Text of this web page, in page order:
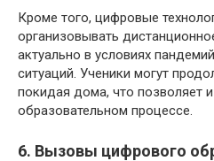
Кроме того, цифровые
организовывать
актуально в условиях
ситуаций. Ученики могут
покидая дома, что позволяет
образовательном процессе.
6. Вызовы цифрового